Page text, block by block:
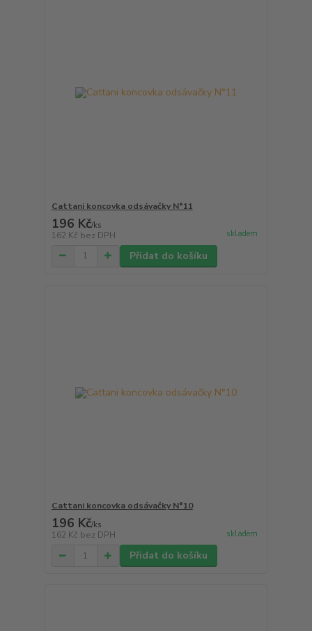
Cattani koncovka odsávačky N°11
196 Kč/ks
162 Kč bez DPH skladem
Přidat do košíku
Cattani koncovka odsávačky N°10
196 Kč/ks
162 Kč bez DPH skladem
Přidat do košíku